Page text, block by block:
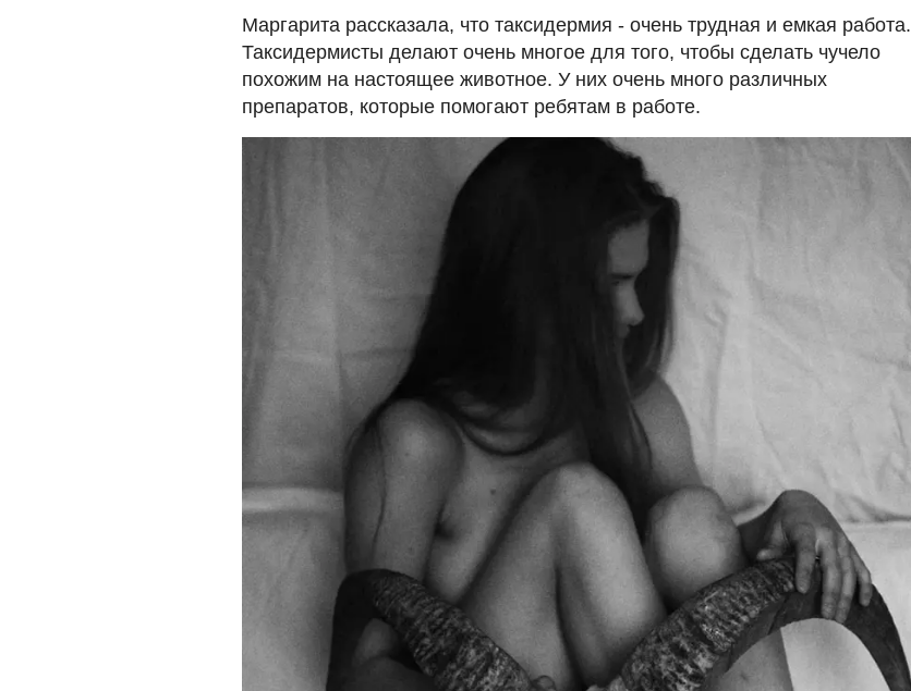
Маргарита рассказала, что таксидермия - очень трудная и емкая работа.
Таксидермисты делают очень многое для того, чтобы сделать чучело
похожим на настоящее животное. У них очень много различных
препаратов, которые помогают ребятам в работе.